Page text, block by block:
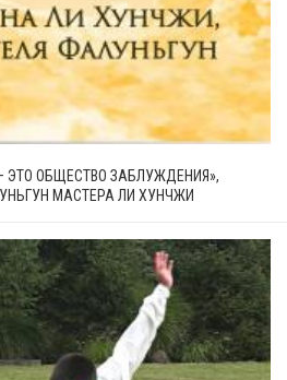
ЭТО ОБЩЕСТВО ЗАБЛУЖДЕНИЯ»,
МАСТЕРА ЛИ ХУНЧЖИ